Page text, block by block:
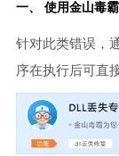
一、 使用金山毒霸
针对此类错误，
序在执行后可直